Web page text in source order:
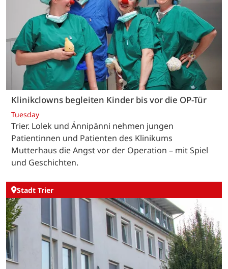
Klinikclowns begleiten Kinder bis vor die OP-Tür
Tuesday
Trier. Lolek und Ännipänni nehmen jungen
Patientinnen und Patienten des Klinikums
Mutterhaus die Angst vor der Operation – mit Spiel
und Geschichten.
Stadt Trier